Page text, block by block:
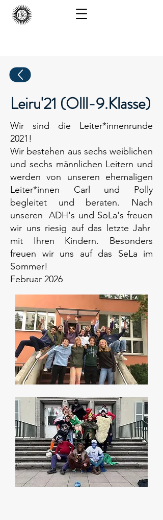
Leiru'21 (Olll-9.Klasse)
Wir sind die Leiter*innenrunde
2021!
Wir bestehen aus sechs weiblichen
und sechs männlichen Leitern und
werden von unseren ehemaligen
Leiter*innen Carl und Polly
begleitet und beraten. Nach
unseren ADH's und SoLa's freuen
wir uns riesig auf das letzte Jahr
mit Ihren Kindern. Besonders
freuen wir uns auf das SeLa im
Sommer!
Februar 2026